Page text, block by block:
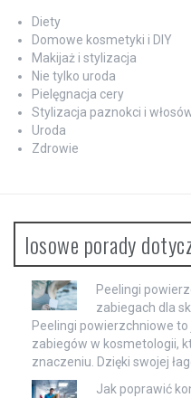
Diety
Domowe kosmetyki i DIY
Makijaż i stylizacja
Nie tylko uroda
Pielęgnacja cery
Stylizacja paznokci i
Uroda
Zdrowie
losowe porady
Peelingi
zabiegach dla
Peelingi powierzchniowe
zabiegów w kosmetologii,
znaczeniu. Dzięki swojej
Jak poprawić